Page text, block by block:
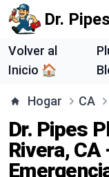
Dr. Pipes
Volver al
Inicio 🏠
Hogar CA
Dr. Pipes
Rivera, CA